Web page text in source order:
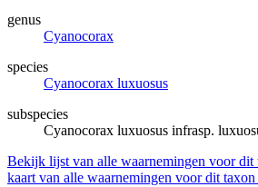
genus
Cyanocorax
species
Cyanocorax luxuosus
subspecies
Cyanocorax luxuosus infrasp.
Bekijk lijst van alle waarnemingen voor dit
kaart van alle waarnemingen voor dit taxon